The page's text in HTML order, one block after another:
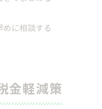
に相談する
金軽減策